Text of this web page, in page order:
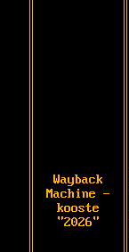
Wayback
Machine -
kooste
"2026"